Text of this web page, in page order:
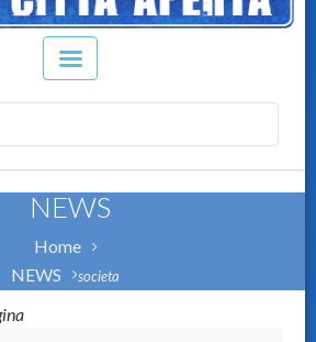
NEWS
Home
NEWS
societa